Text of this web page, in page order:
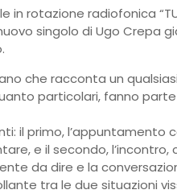
in rotazione radiofonica “TU
singolo di Ugo Crepa
che racconta un
particolari, fanno
il primo, l’appuntamento
e il secondo, l’incontro,
da dire e la
tra le due situazioni